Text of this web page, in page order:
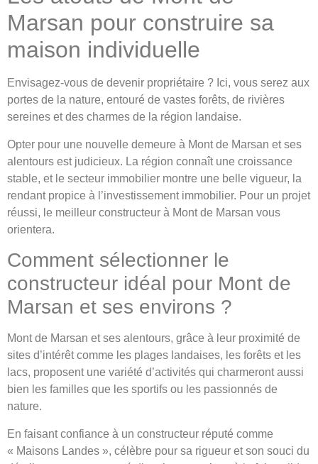
Marsan pour construire sa
maison individuelle
Envisagez-vous de devenir propriétaire ? Ici, vous serez aux
portes de la nature, entouré de vastes forêts, de rivières
sereines et des charmes de la région landaise.
Opter pour une nouvelle demeure à Mont de Marsan et ses
alentours est judicieux. La région connaît une croissance
stable, et le secteur immobilier montre une belle vigueur, la
rendant propice à l’investissement immobilier. Pour un projet
réussi, le meilleur constructeur à Mont de Marsan vous
orientera.
Comment sélectionner le
constructeur idéal pour Mont de
Marsan et ses environs ?
Mont de Marsan et ses alentours, grâce à leur proximité de
sites d’intérêt comme les plages landaises, les forêts et les
lacs, proposent une variété d’activités qui charmeront aussi
bien les familles que les sportifs ou les passionnés de
nature.
En faisant confiance à un constructeur réputé comme
« Maisons Landes », célèbre pour sa rigueur et son souci du